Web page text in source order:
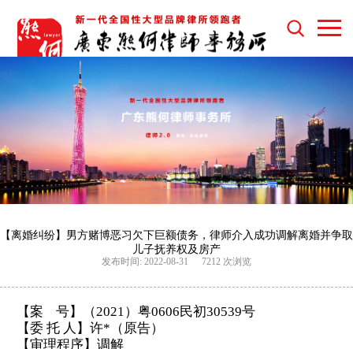
【离婚纠纷】男方赌博恶习欠下巨额债务，律师介入成功调解离婚并争取
儿子抚养权及房产
发布时间: 2022-08-31 7212 次浏览
【案 号】（2021）粤0606民初30539号
【委 托 人】 许*（原告）
【审理程序】 调解